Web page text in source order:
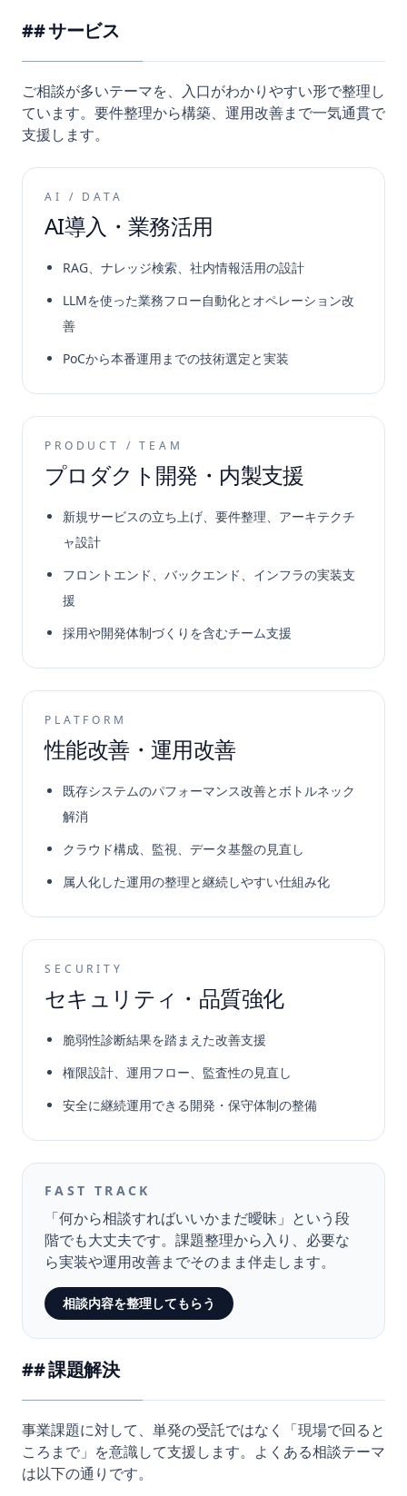
サービス
ご相談が多いテーマを、入口がわかりやすい形で整理し
ています。要件整理から構築、運用改善まで一気通貫で
支援します。
AI / DATA
AI導入・業務活用
RAG、ナレッジ検索、社内情報活用の設計
LLMを使った業務フロー自動化とオペレーション改
善
PoCから本番運用までの技術選定と実装
PRODUCT / TEAM
プロダクト開発・内製支援
新規サービスの立ち上げ、要件整理、アーキテクチ
ャ設計
フロントエンド、バックエンド、インフラの実装支
援
採用や開発体制づくりを含むチーム支援
PLATFORM
性能改善・運用改善
既存システムのパフォーマンス改善とボトルネック
解消
クラウド構成、監視、データ基盤の見直し
属人化した運用の整理と継続しやすい仕組み化
SECURITY
セキュリティ・品質強化
脆弱性診断結果を踏まえた改善支援
権限設計、運用フロー、監査性の見直し
安全に継続運用できる開発・保守体制の整備
FAST TRACK
「何から相談すればいいかまだ曖昧」という段
階でも大丈夫です。課題整理から入り、必要な
ら実装や運用改善までそのまま伴走します。
相談内容を整理してもらう
課題解決
事業課題に対して、単発の受託ではなく「現場で回ると
ころまで」を意識して支援します。よくある相談テーマ
は以下の通りです。